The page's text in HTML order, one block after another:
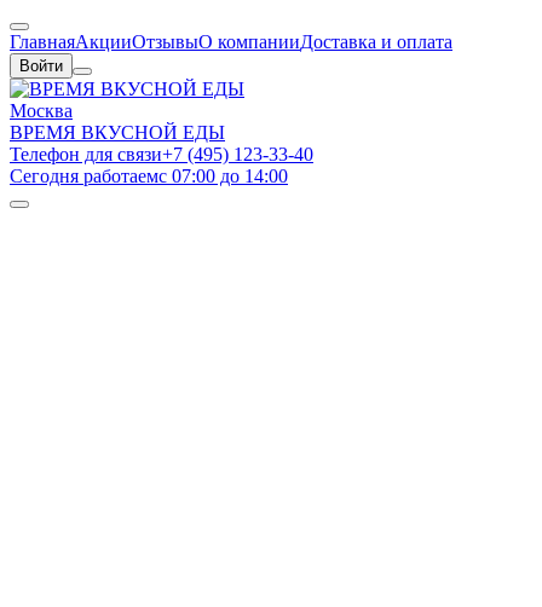
ГлавнаяАкцииОтзывыО компанииДоставка и оплата
Войти
Москва
ВРЕМЯ ВКУСНОЙ ЕДЫ
Телефон для связи+7 (495) 123-33-40
Сегодня работаемс 07:00 до 14:00